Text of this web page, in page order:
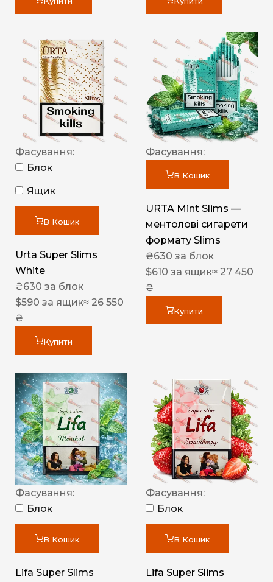
Фасування:
Блок
Ящик
В Кошик
Urta Super Slims
White
₴630 за блок
$590 за ящик≈ 26 550
₴
Купити
Фасування:
В Кошик
URTA Mint Slims —
ментолові сигарети
формату Slims
₴630 за блок
$610 за ящик≈ 27 450
₴
Купити
Фасування:
Блок
В Кошик
Lifa Super Slims
Фасування:
Блок
В Кошик
Lifa Super Slims